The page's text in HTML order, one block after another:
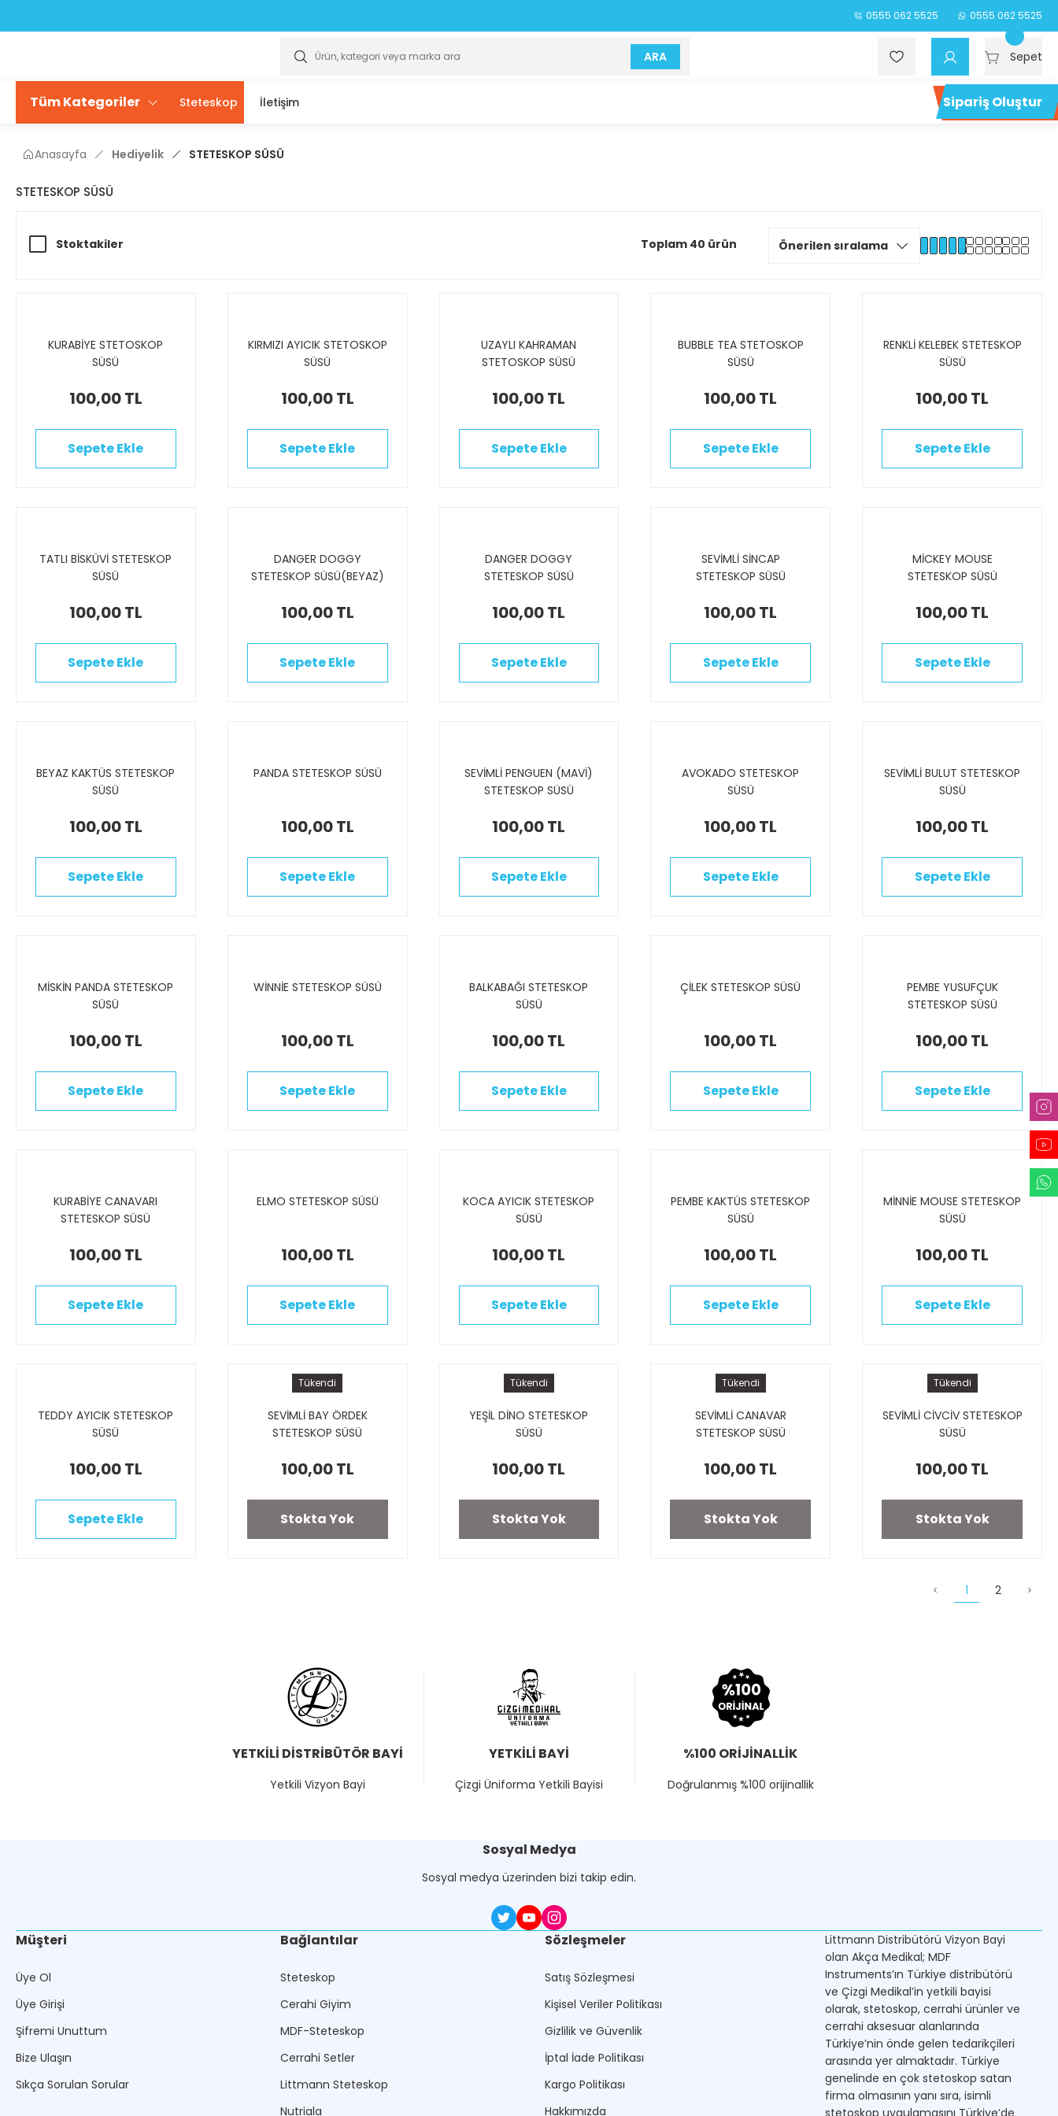
0555 062 5525 0555 062 5525
ARA Sepet
Tüm Kategoriler Steteskop İletişim Sipariş Oluştur
Anasayfa Hediyelik STETESKOP SÜSÜ
STETESKOP SÜSÜ
Stoktakiler Toplam 40 ürün
KURABİYE STETOSKOP
SÜSÜ
100,00 TL
Sepete Ekle
KIRMIZI AYICIK STETOSKOP
SÜSÜ
100,00 TL
Sepete Ekle
UZAYLI KAHRAMAN
STETOSKOP SÜSÜ
100,00 TL
Sepete Ekle
BUBBLE TEA STETOSKOP
SÜSÜ
100,00 TL
Sepete Ekle
RENKLİ KELEBEK STETESKOP
SÜSÜ
100,00 TL
Sepete Ekle
TATLI BİSKÜVİ STETESKOP
SÜSÜ
100,00 TL
Sepete Ekle
DANGER DOGGY
STETESKOP SÜSÜ(BEYAZ)
100,00 TL
Sepete Ekle
DANGER DOGGY
STETESKOP SÜSÜ
100,00 TL
Sepete Ekle
SEVİMLİ SİNCAP
STETESKOP SÜSÜ
100,00 TL
Sepete Ekle
MİCKEY MOUSE
STETESKOP SÜSÜ
100,00 TL
Sepete Ekle
BEYAZ KAKTÜS STETESKOP
SÜSÜ
100,00 TL
Sepete Ekle
PANDA STETESKOP SÜSÜ
100,00 TL
Sepete Ekle
SEVİMLİ PENGUEN (MAVİ)
STETESKOP SÜSÜ
100,00 TL
Sepete Ekle
AVOKADO STETESKOP
SÜSÜ
100,00 TL
Sepete Ekle
SEVİMLİ BULUT STETESKOP
SÜSÜ
100,00 TL
Sepete Ekle
MİSKİN PANDA STETESKOP
SÜSÜ
100,00 TL
Sepete Ekle
WİNNİE STETESKOP SÜSÜ
100,00 TL
Sepete Ekle
BALKABAĞI STETESKOP
SÜSÜ
100,00 TL
Sepete Ekle
ÇİLEK STETESKOP SÜSÜ
100,00 TL
Sepete Ekle
PEMBE YUSUFÇUK
STETESKOP SÜSÜ
100,00 TL
Sepete Ekle
KURABİYE CANAVARI
STETESKOP SÜSÜ
100,00 TL
Sepete Ekle
ELMO STETESKOP SÜSÜ
100,00 TL
Sepete Ekle
KOCA AYICIK STETESKOP
SÜSÜ
100,00 TL
Sepete Ekle
PEMBE KAKTÜS STETESKOP
SÜSÜ
100,00 TL
Sepete Ekle
MİNNİE MOUSE STETESKOP
SÜSÜ
100,00 TL
Sepete Ekle
TEDDY AYICIK STETESKOP
SÜSÜ
100,00 TL
Sepete Ekle
Tükendi
SEVİMLİ BAY ÖRDEK
STETESKOP SÜSÜ
100,00 TL
Stokta Yok
Tükendi
YEŞİL DİNO STETESKOP
SÜSÜ
100,00 TL
Stokta Yok
Tükendi
SEVİMLİ CANAVAR
STETESKOP SÜSÜ
100,00 TL
Stokta Yok
Tükendi
SEVİMLİ CİVCİV STETESKOP
SÜSÜ
100,00 TL
Stokta Yok
1 2
YETKİLİ DİSTRİBÜTÖR BAYİ
Yetkili Vizyon Bayi
YETKİLİ BAYİ
Çizgi Üniforma Yetkili Bayisi
%100 ORİJİNALLİK
Doğrulanmış %100 orijinallik
Sosyal Medya
Sosyal medya üzerinden bizi takip edin.
Müşteri
Üye Ol
Üye Girişi
Şifremi Unuttum
Bize Ulaşın
Sıkça Sorulan Sorular
Bağlantılar
Steteskop
Cerahi Giyim
MDF-Steteskop
Cerrahi Setler
Littmann Steteskop
Nutriala
Sözleşmeler
Satış Sözleşmesi
Kişisel Veriler Politikası
Gizlilik ve Güvenlik
İptal İade Politikası
Kargo Politikası
Hakkımızda
Littmann Distribütörü Vizyon Bayi
olan Akça Medikal; MDF
Instruments’ın Türkiye distribütörü
ve Çizgi Medikal’in yetkili bayisi
olarak, stetoskop, cerrahi ürünler ve
cerrahi aksesuar alanlarında
Türkiye’nin önde gelen tedarikçileri
arasında yer almaktadır. Türkiye
genelinde en çok stetoskop satan
firma olmasının yanı sıra, isimli
stetoskop uygulamasını Türkiye’de